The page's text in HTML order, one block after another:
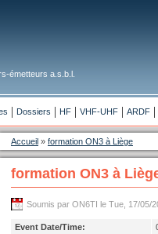
émetteurs a.s.b.l.
Dossiers HF VHF-UHF ARDF
Accueil » formation ON3 à Liège
formation ON3 à
Soumis par ON6TI le Tue, 17/05/
Event Date/Time: